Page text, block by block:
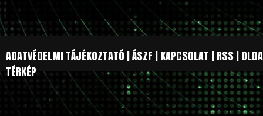
ADATVÉDELMI TÁJÉKOZTATÓ |ÁSZF |KAPCSOLAT |RSS|
TÉRKÉP